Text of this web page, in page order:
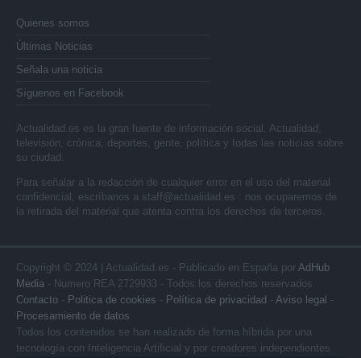
Quienes somos
Últimas Noticias
Señala una noticia
Síguenos en Facebook
Actualidad.es es la gran fuente de información social. Actualidad,
televisión, crónica, deportes, gente, política y todas las noticias sobre
su ciudad.
Para señalar a la redacción de cualquier error en el uso del material
confidencial, escríbanos a staff@actualidad.es : nos ocuparemos de
la retirada del material que atenta contra los derechos de terceros.
Copyright © 2024 | Actualidad.es - Publicado en España por AdHub
Media - Numero REA 2729933 - Todos los derechos reservados.
Contacto - Politica de cookies - Política de privacidad - Aviso legal -
Procesamiento de datos
Todos los contenidos se han realizado de forma híbrida por una
tecnología con Inteligencia Artificial y por creadores independientes